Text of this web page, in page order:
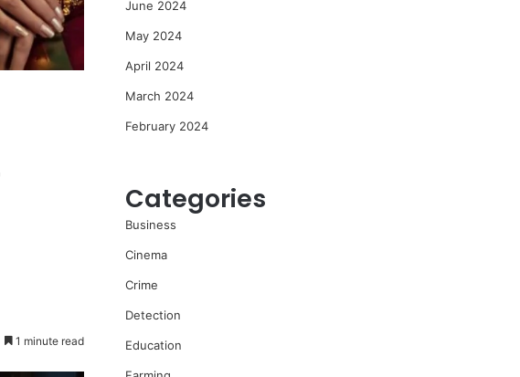
1 minute read
June 2024
May 2024
April 2024
March 2024
February 2024
Categories
Business
Cinema
Crime
Detection
Education